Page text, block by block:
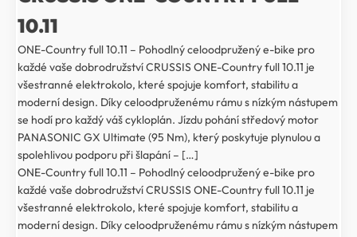
10.11
ONE-Country full 10.11 – Pohodlný celoodpružený e-bike pro
každé vaše dobrodružství CRUSSIS ONE-Country full 10.11 je
všestranné elektrokolo, které spojuje komfort, stabilitu a
moderní design. Díky celoodpruženému rámu s nízkým nástupem
se hodí pro každý váš cykloplán. Jízdu pohání středový motor
PANASONIC GX Ultimate (95 Nm), který poskytuje plynulou a
spolehlivou podporu při šlapání – […]
ONE-Country full 10.11 – Pohodlný celoodpružený e-bike pro
každé vaše dobrodružství CRUSSIS ONE-Country full 10.11 je
všestranné elektrokolo, které spojuje komfort, stabilitu a
moderní design. Díky celoodpruženému rámu s nízkým nástupem